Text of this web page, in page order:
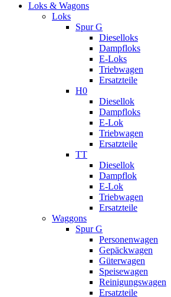
Loks & Wagons
Loks
Spur G
Dieselloks
Dampfloks
E-Loks
Triebwagen
Ersatzteile
H0
Diesellok
Dampfloks
E-Lok
Triebwagen
Ersatzteile
TT
Diesellok
Dampflok
E-Lok
Triebwagen
Ersatzteile
Waggons
Spur G
Personenwagen
Gepäckwagen
Güterwagen
Speisewagen
Reinigungswagen
Ersatzteile